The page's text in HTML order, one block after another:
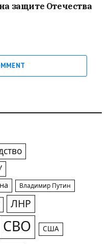
защите Отечества
Владимир Путин
ЛНР
СВО США